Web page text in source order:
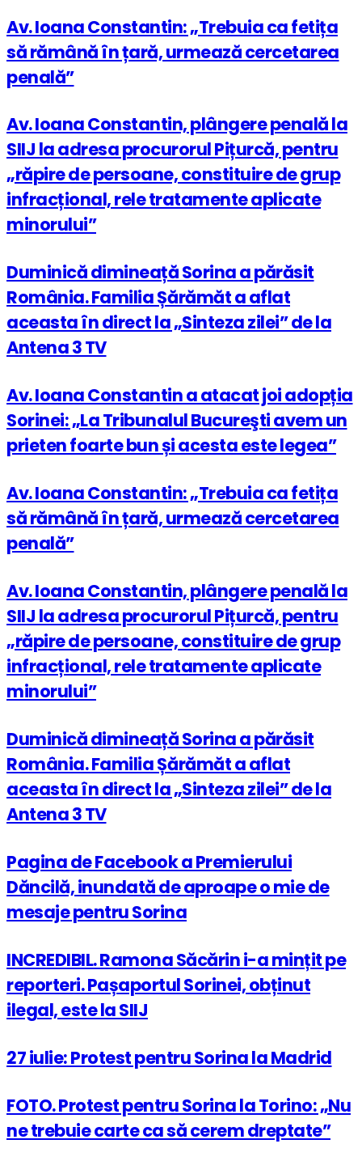
Av. Ioana Constantin: „Trebuia ca fetița
să rămână în țară, urmează cercetarea
penală”
Av. Ioana Constantin, plângere penală la
SIIJ la adresa procurorul Pițurcă, pentru
„răpire de persoane, constituire de grup
infracțional, rele tratamente aplicate
minorului”
Duminică dimineață Sorina a părăsit
România. Familia Șărămăt a aflat
aceasta în direct la „Sinteza zilei” de la
Antena 3 TV
Av. Ioana Constantin a atacat joi adopția
Sorinei: „La Tribunalul Bucureşti avem un
prieten foarte bun și acesta este legea”
Av. Ioana Constantin: „Trebuia ca fetița
să rămână în țară, urmează cercetarea
penală”
Av. Ioana Constantin, plângere penală la
SIIJ la adresa procurorul Pițurcă, pentru
„răpire de persoane, constituire de grup
infracțional, rele tratamente aplicate
minorului”
Duminică dimineață Sorina a părăsit
România. Familia Șărămăt a aflat
aceasta în direct la „Sinteza zilei” de la
Antena 3 TV
Pagina de Facebook a Premierului
Dăncilă, inundată de aproape o mie de
mesaje pentru Sorina
INCREDIBIL. Ramona Săcărin i-a mințit pe
reporteri. Pașaportul Sorinei, obținut
ilegal, este la SIIJ
27 iulie: Protest pentru Sorina la Madrid
FOTO. Protest pentru Sorina la Torino: „Nu
ne trebuie carte ca să cerem dreptate”